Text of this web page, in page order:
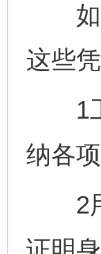
如果
这些凭
1工
纳各
2用